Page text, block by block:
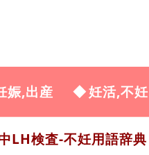
娠,出産 妊活,不妊
LH検査-不妊用語辞典